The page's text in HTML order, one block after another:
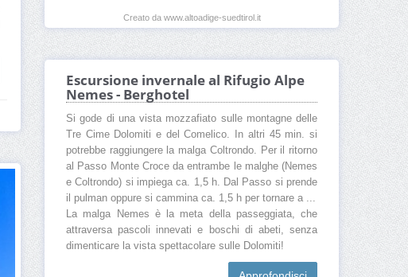
Creato da www.altoadige-suedtirol.it
Escursione invernale al Rifugio Alpe
Nemes - Berghotel
Si gode di una vista mozzafiato sulle montagne delle
Tre Cime Dolomiti e del Comelico. In altri 45 min. si
potrebbe raggiungere la malga Coltrondo. Per il ritorno
al Passo Monte Croce da entrambe le malghe (Nemes
e Coltrondo) si impiega ca. 1,5 h. Dal Passo si prende
il pulman oppure si cammina ca. 1,5 h per tornare a ...
La malga Nemes è la meta della passeggiata, che
attraversa pascoli innevati e boschi di abeti, senza
dimenticare la vista spettacolare sulle Dolomiti!